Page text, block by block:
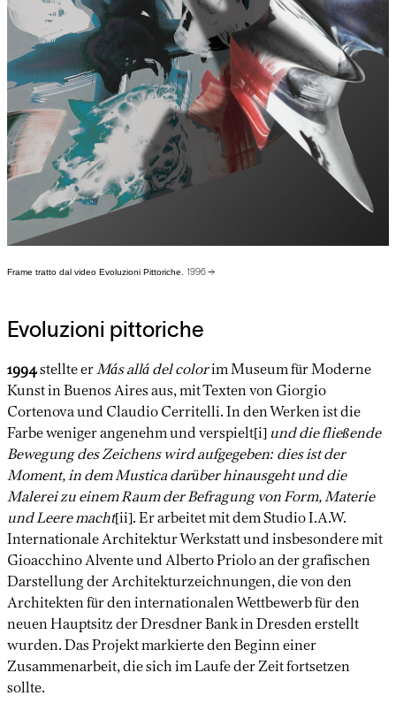
Frame tratto dal video Evoluzioni Pittoriche. 1996 →
Evoluzioni pittoriche
1994stellte erMás alládel colorim Museum für Moderne
Kunst in Buenos Aires aus, mit Texten von Giorgio
Cortenova und Claudio Cerritelli. In den Werken ist die
Farbe weniger angenehm und verspielt[i] und die fließende
Bewegung des Zeichens wird aufgegeben: dies ist der
Moment, in dem Mustica darüber hinausgeht und die
Malerei zu einem Raum der Befragung von Form, Materie
und Leere macht[ii]. Er arbeitet mit dem Studio I.A.W.
Internationale Architektur Werkstatt und insbesondere mit
Gioacchino Alvente und Alberto Priolo an der grafischen
Darstellung der Architekturzeichnungen, die von den
Architekten für den internationalen Wettbewerb für den
neuen Hauptsitz der Dresdner Bank in Dresden erstellt
wurden. Das Projekt markierte den Beginn einer
Zusammenarbeit, die sich im Laufe der Zeit fortsetzen
sollte.